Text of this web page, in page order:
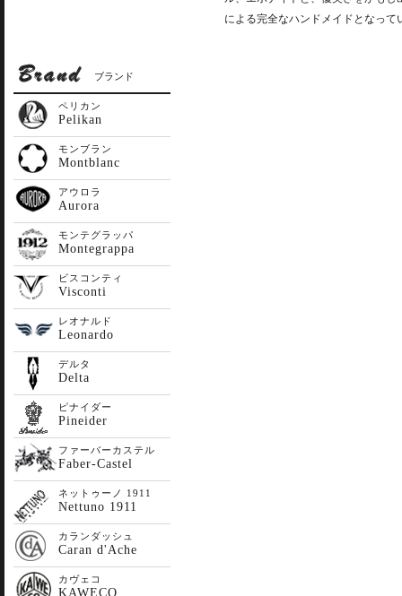
による完全なハンドメイドとなって
ブランド
ペリカン
Pelikan
モンブラン
Montblanc
アウロラ
Aurora
モンテグラッパ
Montegrappa
ビスコンティ
Visconti
レオナルド
Leonardo
デルタ
Delta
ピナイダー
Pineider
ファーバーカステル
Faber-Castel
ネットゥーノ 1911
Nettuno 1911
カランダッシュ
Caran d'Ache
カヴェコ
KAWECO